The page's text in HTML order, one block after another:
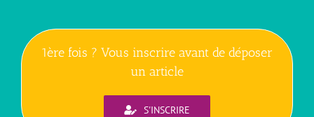
1ère fois ? Vous inscrire avant de déposer
un article
S'INSCRIRE